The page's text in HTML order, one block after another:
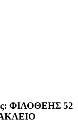
ΦΙΛΟΘΕΗΣ 52